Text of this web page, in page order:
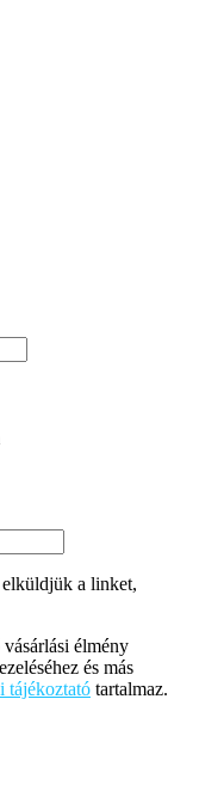
a linket,
élmény
és más
tájékoztató tartalmaz.